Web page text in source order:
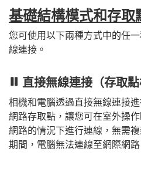
基礎結構模式和存取
您可使用以下兩種方式中的任
線連接。
直接無線連接（存取點
相機和電腦透過直接無線連接
網路存取點，讓您可在室外操
網路的情況下進行連線，無需
期間，電腦無法連線至網際網路